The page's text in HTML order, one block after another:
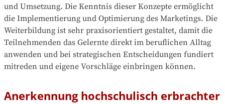
und Umsetzung. Die Kenntnis dieser Konzepte ermöglicht
die Implementierung und Optimierung des Marketings. Die
Weiterbildung ist sehr praxisorientiert gestaltet, damit die
Teilnehmenden das Gelernte direkt im beruflichen Alltag
anwenden und bei strategischen Entscheidungen fundiert
mitreden und eigene Vorschläge einbringen können.
Anerkennung hochschulisch erbrachter